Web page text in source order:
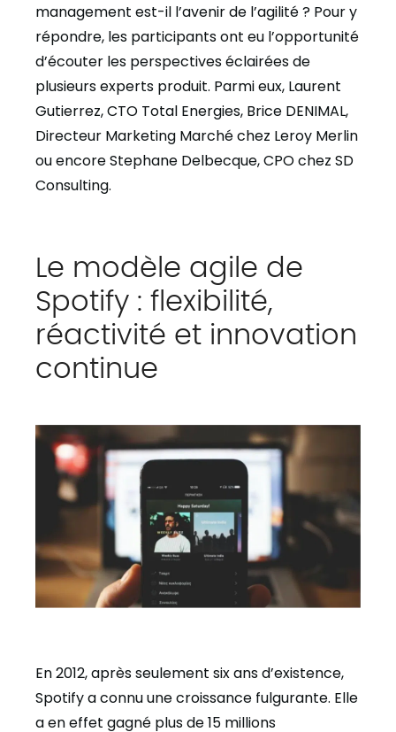
management est-il l’avenir de l’agilité ? Pour y
répondre, les participants ont eu l’opportunité
d’écouter les perspectives éclairées de
plusieurs experts produit. Parmi eux, Laurent
Gutierrez, CTO Total Energies, Brice DENIMAL,
Directeur Marketing Marché chez Leroy Merlin
ou encore Stephane Delbecque, CPO chez SD
Consulting.
Le modèle agile de
Spotify : flexibilité,
réactivité et innovation
continue
En 2012, après seulement six ans d’existence,
Spotify a connu une croissance fulgurante. Elle
a en effet gagné plus de 15 millions